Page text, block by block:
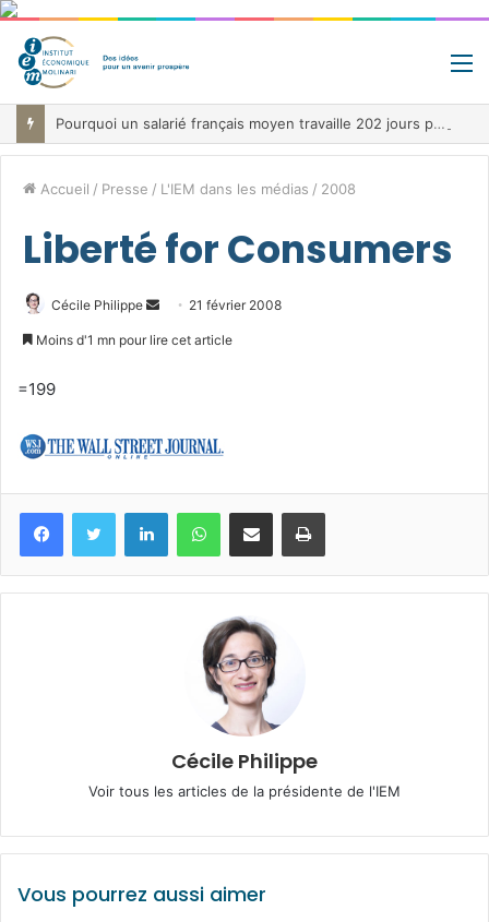
Pourquoi un salarié français moyen travaille 202 jours par an pour financer impôts et cotisations, un record dans toute l’Union européenne
Accueil / Presse / L'IEM dans les médias / 2008
Liberté for Consumers
Cécile Philippe
Envoyer21 février 2008
Moins d'1 mn pour lire cet article
=199
FacebookTwitter LinkedinWhatsApp
Partagez par mail Imprimez
Cécile Philippe
Voir tous les articles de la présidente de l'IEM
Vous pourrez aussi aimer